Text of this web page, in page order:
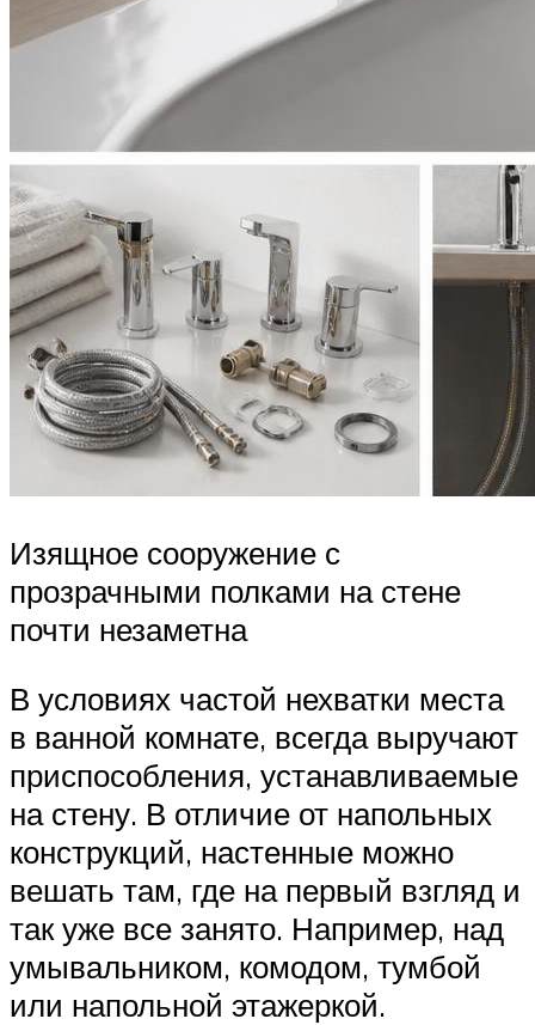
Изящное сооружение с
прозрачными полками на стене
почти незаметна
В условиях частой нехватки места
в ванной комнате, всегда выручают
приспособления, устанавливаемые
на стену. В отличие от напольных
конструкций, настенные можно
вешать там, где на первый взгляд и
так уже все занято. Например, над
умывальником, комодом, тумбой
или напольной этажеркой.